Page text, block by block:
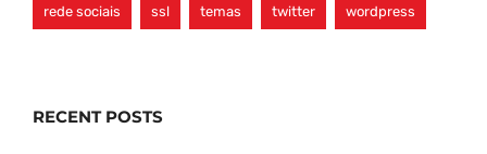
rede sociais ssl temas twitter wordpress
RECENT POSTS